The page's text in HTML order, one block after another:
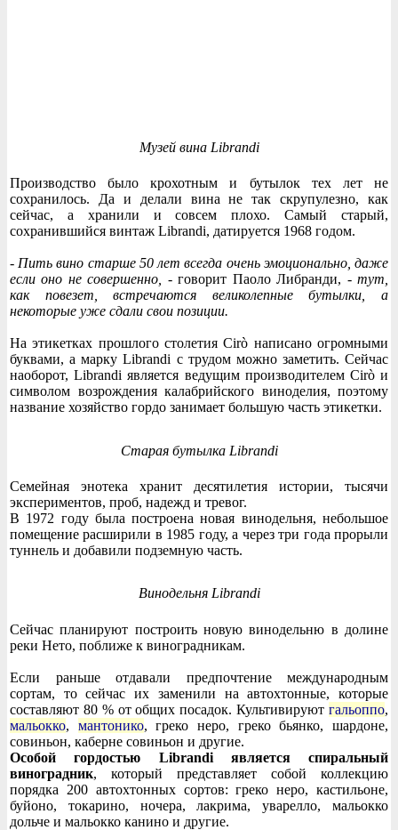
Музей вина Librandi
Производство было крохотным и бутылок тех лет не
сохранилось. Да и делали вина не так скрупулезно, как
сейчас, а хранили и совсем плохо. Самый старый,
сохранившийся винтаж Librandi, датируется 1968 годом.
- Пить вино старше 50 лет всегда очень эмоционально, даже
если оно не совершенно,
- говорит Паоло Либранди, -тут,
как повезет, встречаются великолепные бутылки, а
некоторые уже сдали свои позиции.
На этикетках прошлого столетия Cirò написано огромными
буквами, а марку Librandi с трудом можно заметить. Сейчас
наоборот, Librandi является ведущим производителем Cirò и
символом возрождения калабрийского виноделия, поэтому
название хозяйство гордо занимает большую часть этикетки.
Старая бутылка Librandi
Семейная энотека хранит десятилетия истории, тысячи
экспериментов, проб, надежд и тревог.
В 1972 году была построена новая винодельня, небольшое
помещение расширили в 1985 году, а через три года прорыли
туннель и добавили подземную часть.
Винодельня Librandi
Сейчас планируют построить новую винодельню в долине
реки Нето, поближе к виноградникам.
Если раньше отдавали предпочтение международным
сортам, то сейчас их заменили на автохтонные, которые
составляют 80 % от общих посадок. Культивируют гальоппо,
мальокко, мантонико, греко неро, греко бьянко, шардоне,
совиньон, каберне совиньон и другие.
Особой гордостью Librandi является спиральный
виноградник, который представляет собой коллекцию
порядка 200 автохтонных сортов: греко неро, кастильоне,
буйоно, токарино, ночера, лакрима, уварелло, мальокко
дольче и мальокко канино и другие.